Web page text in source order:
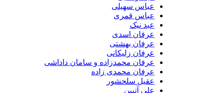
عباس سهیلی
عباس قمری
عبد نیک
عرفان اسدی
عرفان بهشتی
عرفان زلیکانی
عرفان محمدزاده و سامان داداشی
عرفان محمدی زاده
عقیل سلحشور
علی آتبین